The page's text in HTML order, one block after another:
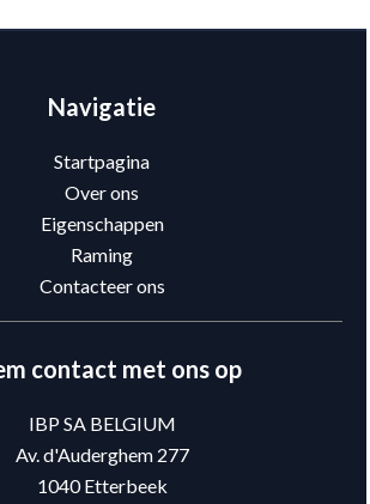
Navigatie
Startpagina
Over ons
Eigenschappen
Raming
Contacteer ons
contact met ons op
IBP SA BELGIUM
Av. d'Auderghem 277
1040Etterbeek